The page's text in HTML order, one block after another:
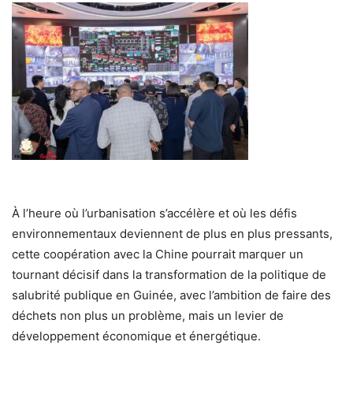
À l’heure où l’urbanisation s’accélère et où les défis
environnementaux deviennent de plus en plus pressants,
cette coopération avec la Chine pourrait marquer un
tournant décisif dans la transformation de la politique de
salubrité publique en Guinée, avec l’ambition de faire des
déchets non plus un problème, mais un levier de
développement économique et énergétique.